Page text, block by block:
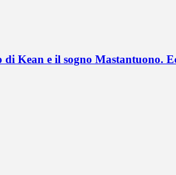
Kean e il sogno Mastantuono.